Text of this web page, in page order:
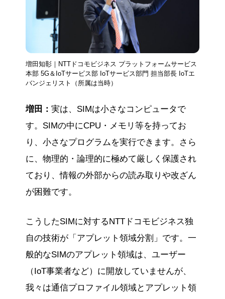
増田知彰｜NTTドコモビジネス プラットフォームサービス
本部 5G＆IoTサービス部 IoTサービス部門 担当部長 IoTエ
バンジェリスト（所属は当時）
増田： 実は、SIMは小さなコンピュータで
す。SIMの中にCPU・メモリ等を持ってお
り、小さなプログラムを実行できます。さら
に、物理的・論理的に極めて厳しく保護され
ており、情報の外部からの読み取りや改ざん
が困難です。
こうしたSIMに対するNTTドコモビジネス独
自の技術が「アプレット領域分割」です。一
般的なSIMのアプレット領域は、ユーザー
（IoT事業者など）に開放していませんが、
我々は通信プロファイル領域とアプレット領